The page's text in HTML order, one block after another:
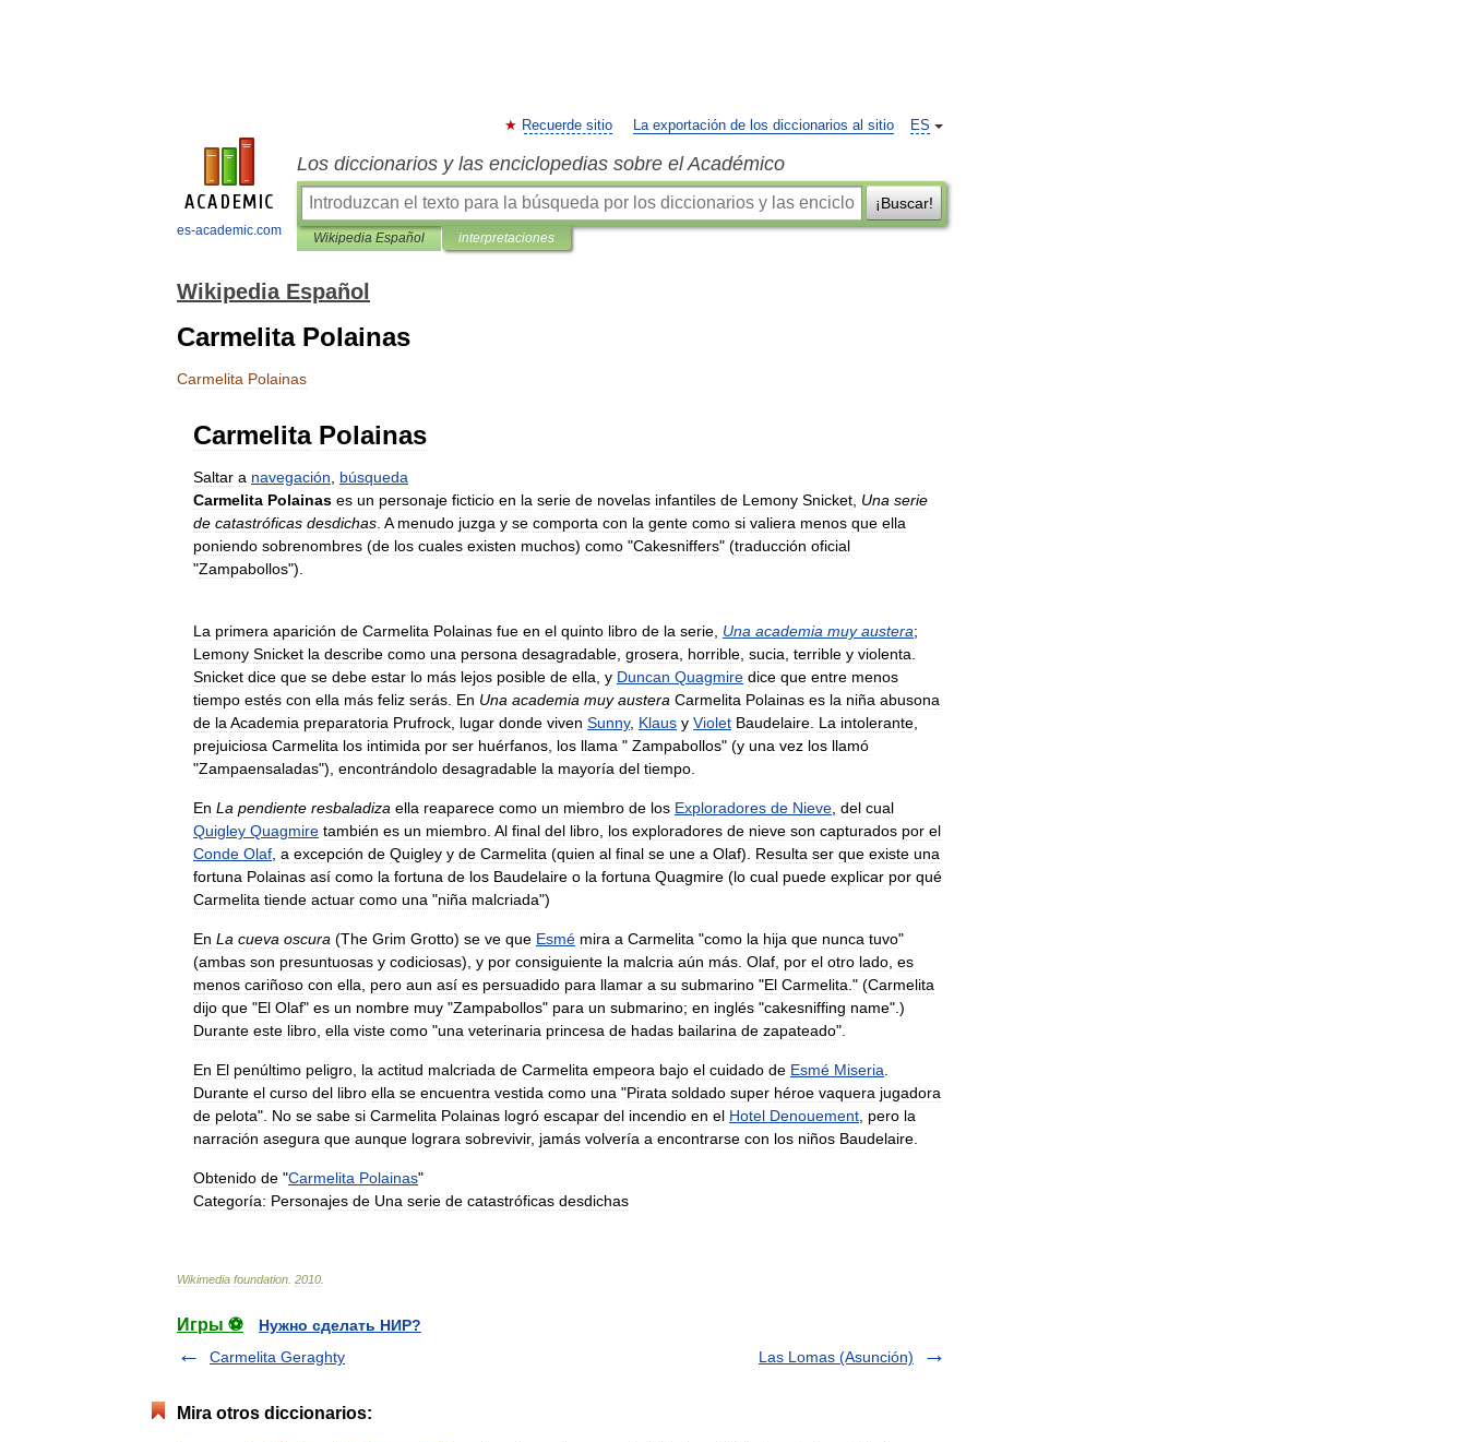
es-academic.com
ES
Recuerde sitio La exportación de los diccionarios al sitio
Los diccionarios y las enciclopedias sobre el Académico
¡Buscar!
Wikipedia Español interpretaciones
Wikipedia Español
Carmelita Polainas
Carmelita Polainas
Carmelita Polainas
Saltar a navegación
búsqueda
Carmelita Polainas es un personaje ficticio en la serie de novelas infantiles de Lemony Snicket Una serie
de catastróficas desdichas A menudo juzga y se comporta con la gente como si valiera menos que ella
poniendo sobrenombres (de los cuales existen muchos) como "Cakesniffers" (traducción oficial
"Zampabollos").
La primera aparición de Carmelita Polainas fue en el quinto libro de la serie Una academia muy austera;
Lemony Snicket la describe como una persona desagradable grosera horrible sucia terrible y violenta
Snicket dice que se debe estar lo más lejos posible de ella y Duncan Quagmire dice que entre menos
tiempo estés con ella más feliz serás En Una academia muy austera Carmelita Polainas es la niña abusona
de la Academia preparatoria Prufrock lugar donde viven Sunny, Klaus y Violet Baudelaire La intolerante
prejuiciosa Carmelita los intimida por ser huérfanos los llama " Zampabollos" (y una vez los llamó
"Zampaensaladas"), encontrándolo desagradable la mayoría del tiempo
En La pendiente resbaladiza ella reaparece como un miembro de los Exploradores de Nieve del cual
Quigley Quagmire también es un miembro Al final del libro los exploradores de nieve son capturados por el
Conde Olaf a excepción de Quigley y de Carmelita (quien al final se une a Olaf). Resulta ser que existe una
fortuna Polainas así como la fortuna de los Baudelaire o la fortuna Quagmire (lo cual puede explicar por qué
Carmelita tiende actuar como una "niña malcriada")
En La cueva oscura (The Grim Grotto) se ve que Esmé mira a Carmelita "como la hija que nunca tuvo"
(ambas son presuntuosas y codiciosas), y por consiguiente la malcria aún más Olaf por el otro lado es
menos cariñoso con ella pero aun así es persuadido para llamar a su submarino "El Carmelita ." (Carmelita
dijo que "El Olaf" es un nombre muy "Zampabollos" para un submarino; en inglés "cakesniffing name".)
Durante este libro ella viste como "una veterinaria princesa de hadas bailarina de zapateado".
En El penúltimo peligro la actitud malcriada de Carmelita empeora bajo el cuidado de Esmé Miseria
Durante el curso del libro ella se encuentra vestida como una "Pirata soldado super héroe vaquera jugadora
de pelota". No se sabe si Carmelita Polainas logró escapar del incendio en el Hotel Denouement pero la
narración asegura que aunque lograra sobrevivir, jamás volvería a encontrarse con los niños Baudelaire
Obtenido de "Carmelita Polainas"
Categoría: Personajes de Una serie de catastróficas desdichas
Wikimedia foundation 2010
Игры ⚽
Нужно сделать НИР?
Carmelita Geraghty
Las Lomas (Asunción)
Mira otros diccionarios: